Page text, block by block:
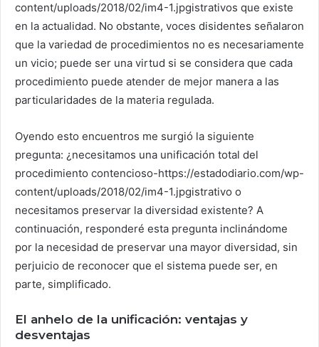
content/uploads/2018/02/im4-1.jpgistrativos que existe
en la actualidad. No obstante, voces disidentes señalaron
que la variedad de procedimientos no es necesariamente
un vicio; puede ser una virtud si se considera que cada
procedimiento puede atender de mejor manera a las
particularidades de la materia regulada.
Oyendo esto encuentros me surgió la siguiente
pregunta: ¿necesitamos una unificación total del
procedimiento contencioso-https://estadodiario.com/wp-
content/uploads/2018/02/im4-1.jpgistrativo o
necesitamos preservar la diversidad existente? A
continuación, responderé esta pregunta inclinándome
por la necesidad de preservar una mayor diversidad, sin
perjuicio de reconocer que el sistema puede ser, en
parte, simplificado.
El anhelo de la unificación: ventajas y
desventajas